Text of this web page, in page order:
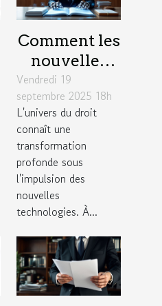
Comment les
nouvelles
technologies
redéfinissent
la pratique
du droit ?
Vendredi 19
septembre 2025 18h
L'univers du droit
connaît une
transformation
profonde sous
l'impulsion des
nouvelles
technologies. À...